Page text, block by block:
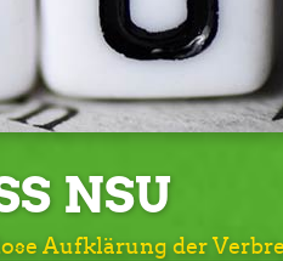
NSU
Aufklärung der